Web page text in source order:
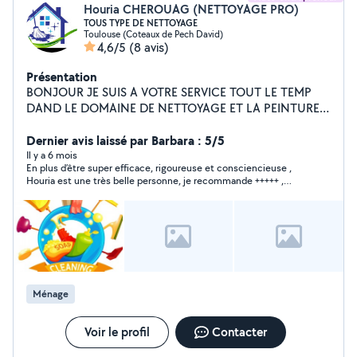
Houria CHEROUAG (NETTOYAGE PRO)
TOUS TYPE DE NETTOYAGE
Toulouse (Coteaux de Pech David)
4,6/5 (8 avis)
Présentation
BONJOUR JE SUIS A VOTRE SERVICE TOUT LE TEMP
DAND LE DOMAINE DE NETTOYAGE ET LA PEINTURE
Dernier avis laissé par Barbara : 5/5
Il y a 6 mois
En plus d’être super efficace, rigoureuse et consciencieuse ,
Houria est une très belle personne, je recommande +++++ ,
Ménage
Voir le profil Contacter